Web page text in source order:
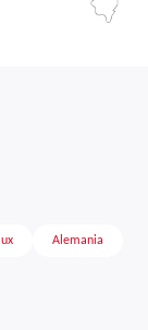
Alemania